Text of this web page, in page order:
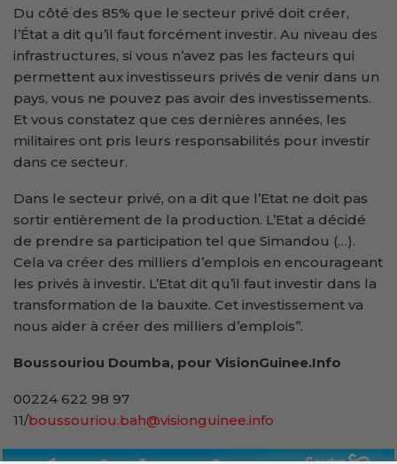
Du côté des 85% que le secteur privé doit créer,
l’État a dit qu’il faut forcément investir. Au niveau des
infrastructures, si vous n’avez pas les facteurs qui
permettent aux investisseurs privés de venir dans un
pays, vous ne pouvez pas avoir des investissements.
Et vous constatez que ces dernières années, les
militaires ont pris leurs responsabilités pour investir
dans ce secteur.
Dans le secteur privé, on a dit que l’Etat ne doit pas
sortir entièrement de la production. L’Etat a décidé
de prendre sa participation tel que Simandou (…).
Cela va créer des milliers d’emplois en encourageant
les privés à investir. L’Etat dit qu’il faut investir dans la
transformation de la bauxite. Cet investissement va
nous aider à créer des milliers d’emplois’’.
Boussouriou Doumba, pour VisionGuinee.Info
00224 622 98 97
11/boussouriou.bah@visionguinee.info